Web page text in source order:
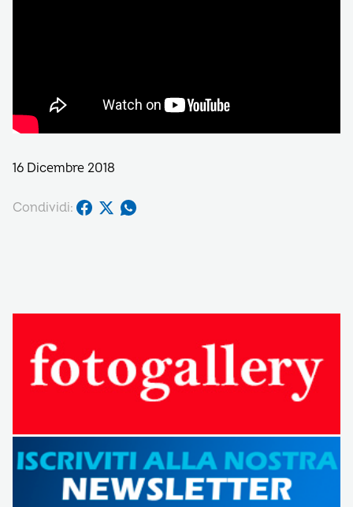
16 Dicembre 2018
Condividi: